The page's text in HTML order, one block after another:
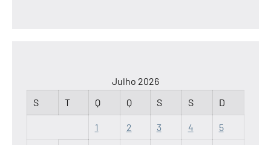
Julho 2026
S
T Q Q S S D
1 2 3 4 5